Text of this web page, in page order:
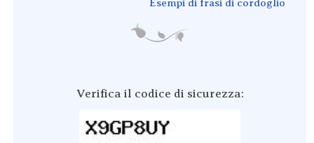
Esempi di frasi di cordoglio
Verifica il codice di sicurezza: